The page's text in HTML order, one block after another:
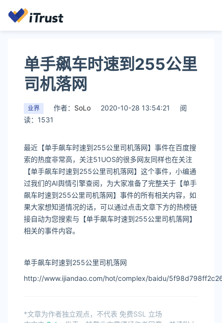
单手飙车时速到255公里
司机落网
业界 作者： SoLo 2020-10-28 13:54:21
阅
读：1531
最近【单手飙车时速到255公里司机落网】事件在百度搜
索的热度非常高，关注51UOS的很多网友同样也在关注
【单手飙车时速到255公里司机落网】这个事件，小编通
过我们的AI舆情引擎查阅，为大家准备了完整关于【单手
飙车时速到255公里司机落网】事件的所有相关内容，如
果大家想知道情况的话，可以通过点击文章下方的热榜链
接自动为您搜索与【单手飙车时速到255公里司机落网】
相关的事件内容。
单手飙车时速到255公里司机落网
http://www.ijiandao.com/hot/complex/baidu/
*文章为作者独立观点，不代表 免费SSL 立场